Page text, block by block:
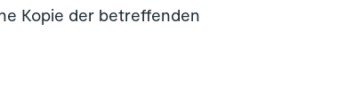
Kopie der betreffenden